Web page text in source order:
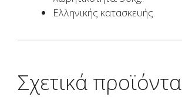
Ελληνικής κατασκευής.
Σχετικά προϊόντα